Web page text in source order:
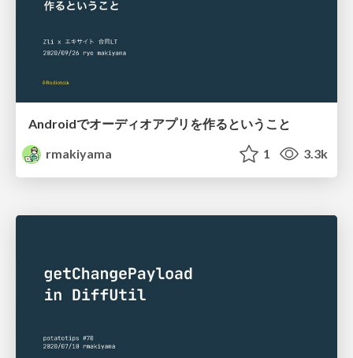
Androidでオーディオアプリを作るということ
rmakiyama
1 3.3k